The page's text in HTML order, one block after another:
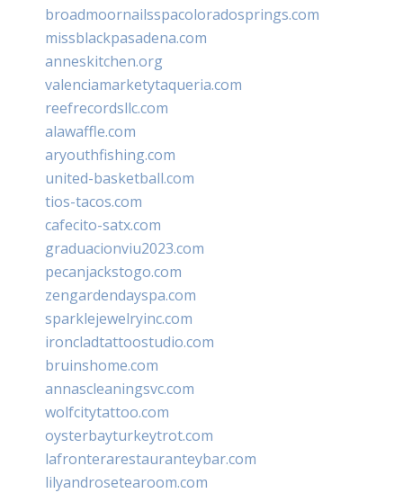
broadmoornailsspacoloradosprings.com
missblackpasadena.com
anneskitchen.org
valenciamarketytaqueria.com
reefrecordsllc.com
alawaffle.com
aryouthfishing.com
united-basketball.com
tios-tacos.com
cafecito-satx.com
graduacionviu2023.com
pecanjackstogo.com
zengardendayspa.com
sparklejewelryinc.com
ironcladtattoostudio.com
bruinshome.com
annascleaningsvc.com
wolfcitytattoo.com
oysterbayturkeytrot.com
lafronterarestauranteybar.com
lilyandrosetearoom.com